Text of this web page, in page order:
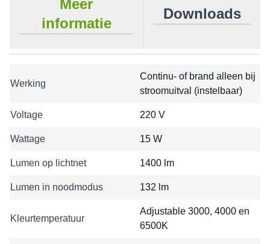
Meer
informatie
Downloads
Werking
Continu- of brand alleen bij
stroomuitval (instelbaar)
Voltage 220 V
Wattage 15 W
Lumen op lichtnet 1400 lm
Lumen in noodmodus 132 lm
Kleurtemperatuur
Adjustable 3000, 4000 en
6500K